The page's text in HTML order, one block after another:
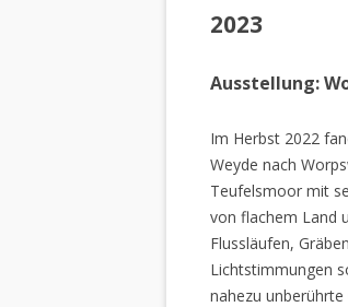
2023
Ausstellung:
Im Herbst 2022
Weyde nach
Teufelsmoor mit
von flachem Land
Flussläufen,
Lichtstimmungen
nahezu